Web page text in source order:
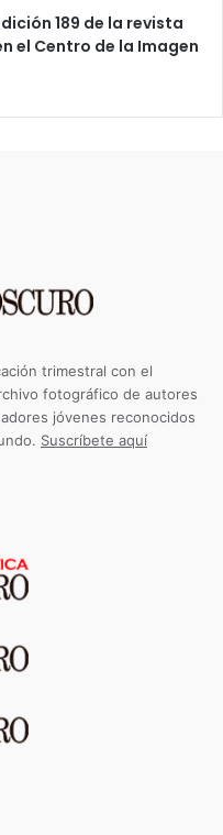
189 de la revista
el Centro de la Imagen
trimestral con el
fotográfico de autores
jóvenes reconocidos
Suscríbete aquí